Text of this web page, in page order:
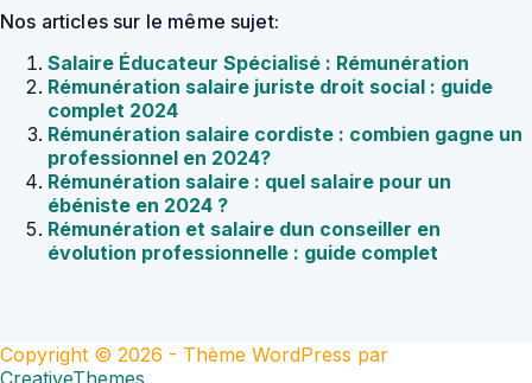
Nos articles sur le même sujet:
Salaire Éducateur Spécialisé : Rémunération
Rémunération salaire juriste droit social : guide
complet 2024
Rémunération salaire cordiste : combien gagne un
professionnel en 2024?
Rémunération salaire : quel salaire pour un
ébéniste en 2024 ?
Rémunération et salaire dun conseiller en
évolution professionnelle : guide complet
Copyright © 2026 - Thème WordPress par
CreativeThemes